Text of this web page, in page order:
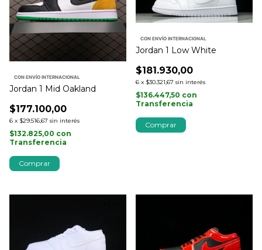
CON ENVÍO INTERNACIONAL
Jordan 1 Mid Oakland
$177.100,00
6 x $29.516,67 sin interés
$132.825,00 con
Transferencia
Comprar
CON ENVÍO INTERNACIONAL
Jordan 1 Low White
$181.930,00
6 x $30.321,67 sin interés
$136.447,50 con
Transferencia
Comprar